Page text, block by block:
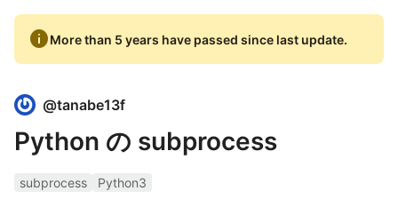
infoMore than 5 years have passed since last update.
@tanabe13f
Python の subprocess
subprocess
Python3